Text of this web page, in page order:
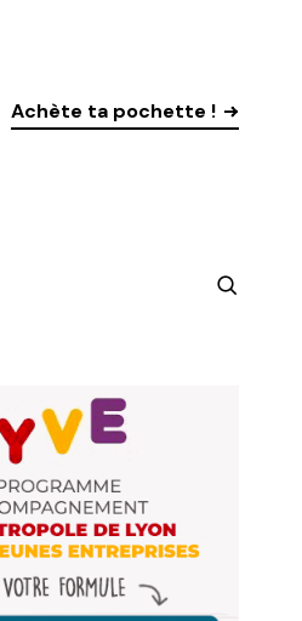
Achète ta pochette !